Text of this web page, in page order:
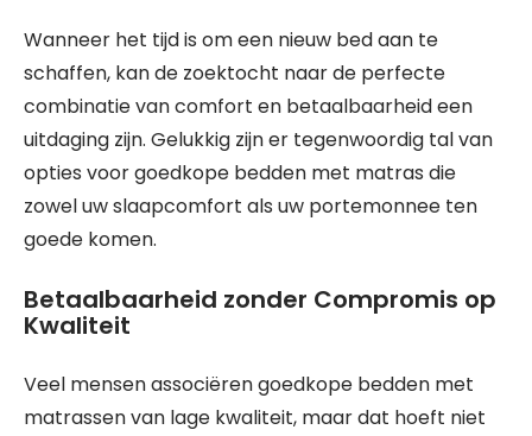
Wanneer het tijd is om een nieuw bed aan te
schaffen, kan de zoektocht naar de perfecte
combinatie van comfort en betaalbaarheid een
uitdaging zijn. Gelukkig zijn er tegenwoordig tal van
opties voor goedkope bedden met matras die
zowel uw slaapcomfort als uw portemonnee ten
goede komen.
Betaalbaarheid zonder Compromis op
Kwaliteit
Veel mensen associëren goedkope bedden met
matrassen van lage kwaliteit, maar dat hoeft niet